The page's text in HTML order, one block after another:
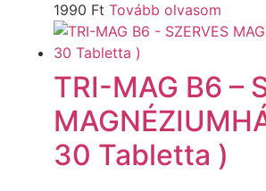
1990 Ft Tovább olvasom
TRI-MAG B6 –
30 Tabletta )